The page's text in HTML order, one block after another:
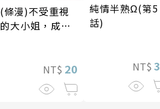
(條漫)不受重視
的大小姐，成了
NT$ 20
純情半熟Ω(第5
話)
NT$